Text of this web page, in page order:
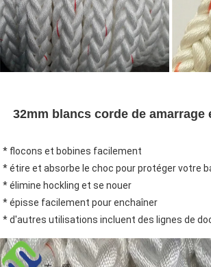
32mm blancs corde de
* flocons et bobines facilement
* étire et absorbe le choc pour protéger votre
* élimine hockling et se nouer
* épisse facilement pour enchaîner
* d'autres utilisations incluent des lignes de